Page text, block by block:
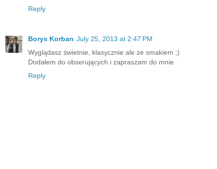
Reply
Borys Korban July 25, 2013 at 2:47 PM
Wyglądasz świetnie, klasycznie ale ze smakiem ;)
Dodałem do obserujących i zapraszam do mnie
Reply